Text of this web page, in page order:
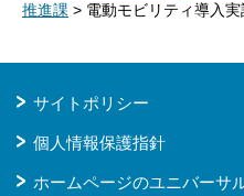
推進課 > 電動モビリティ導入
サイトポリシー
個人情報保護指針
ホームページのユニバーサ